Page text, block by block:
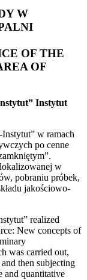
W
OF THE
OF
Instytut
w ramach
po cenne
w
pobraniu próbek,
jakościowo-
realized
New concepts of
was carried out,
then subjecting
and quantitative